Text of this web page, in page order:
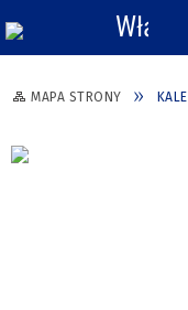
MAPA STRONY
Włącz